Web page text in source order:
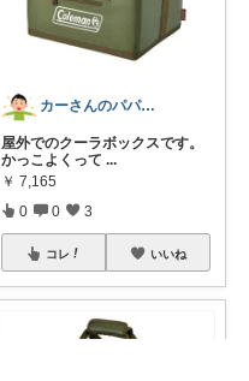
カーさんのパパ🍀ありがとうございます！
屋外でのクーラボックスです。
かっこよくって ...
￥ 7,165
0 0 3
コレ いいね